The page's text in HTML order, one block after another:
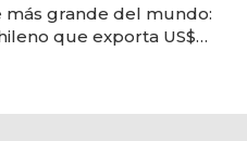
más grande del mundo:
que exporta US$